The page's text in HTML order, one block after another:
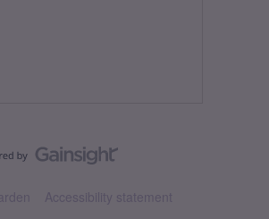
Accessibility statement